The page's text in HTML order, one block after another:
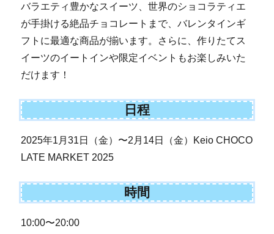
バラエティ豊かなスイーツ、世界のショコラティエ
が手掛ける絶品チョコレートまで、バレンタインギ
フトに最適な商品が揃います。さらに、作りたてス
イーツのイートインや限定イベントもお楽しみいた
だけます！
日程
2025年1月31日（金）〜2月14日（金）Keio CHOCO
LATE MARKET 2025
時間
10:00〜20:00